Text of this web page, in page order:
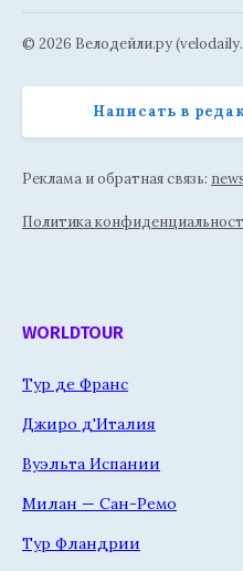
© 2026 Велодейли.ру
Написать в
Реклама и обратная связь:
Политика
WORLDTOUR
Тур де Франс
Джиро д'Италия
Вуэльта Испании
Милан — Сан-Ремо
Тур Фландрии